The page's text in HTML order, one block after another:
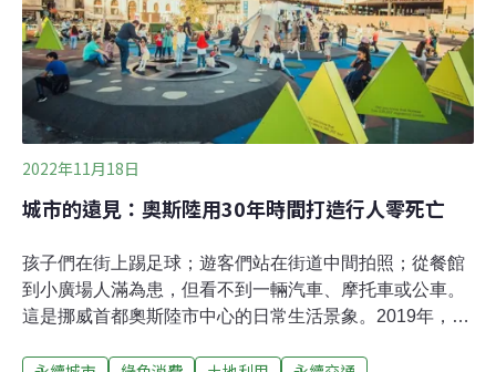
《世界資源報告》指出氣候風險「警覺性」[1]的部份，即
提升「社區面對風險和解決方案的意識」以及「決策者洞
察社區意見和回應能力的意識。」
2022年11月18日
城市的遠見：奧斯陸用30年時間打造行人零死亡
孩子們在街上踢足球；遊客們站在街道中間拍照；從餐館
到小廣場人滿為患，但看不到一輛汽車、摩托車或公車。
這是挪威首都奧斯陸市中心的日常生活景象。2019年，奧